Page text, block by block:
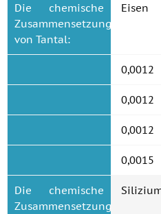
Die chemische
Zusammensetzung
von Tantal:
Eisen
0,0012
0,0012
0,0012
0,0015
Die chemische
Zusammensetzung